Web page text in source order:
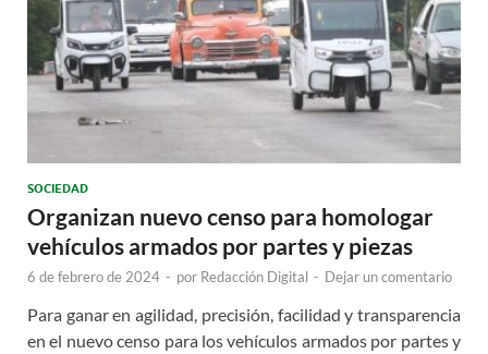
SOCIEDAD
Organizan nuevo censo para homologar
vehículos armados por partes y piezas
6 de febrero de 2024 - por Redacción Digital - Dejar un comentario
Para ganar en agilidad, precisión, facilidad y transparencia
en el nuevo censo para los vehículos armados por partes y